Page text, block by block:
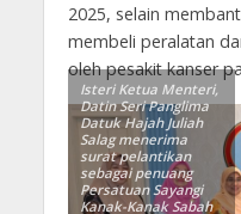
2025, selain
membeli peralatan
oleh pesakit kanser
Isteri Ketua Menteri,
Datin Seri Panglima
Datuk Hajah Juliah
Salag menerima
surat pelantikan
sebagai penuang
Persatuan Sayangi
Kanak-Kanak Sabah